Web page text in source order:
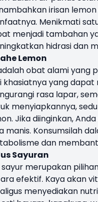
irisan
Menikmati
menjadi tambahan
hidrasi dan
Lemon
obat alami yang
khasiatnya yang
rasa lapar,
menyiapkannya,
Jika diinginkan,
manis. Konsumsilah
dan
Sayuran
sayur merupakan
efektif. Kaya akan
menyediakan